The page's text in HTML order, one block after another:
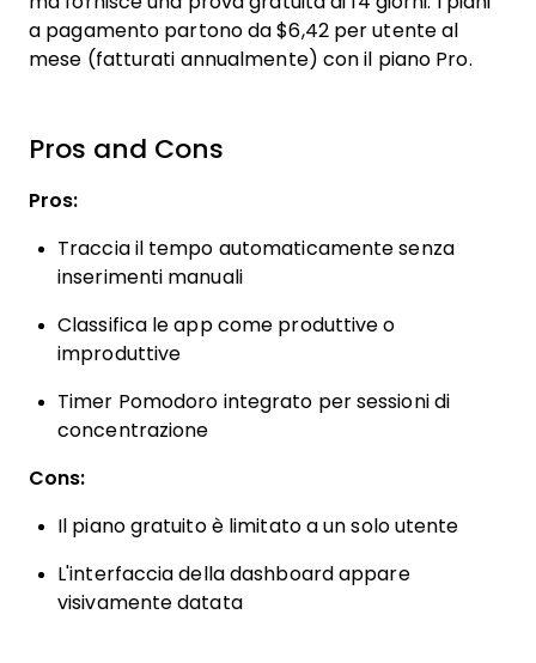
a pagamento partono da $6,42 per utente al
mese (fatturati annualmente) con il piano Pro.
Pros and Cons
Pros:
Traccia il tempo automaticamente senza
inserimenti manuali
Classifica le app come produttive o
improduttive
Timer Pomodoro integrato per sessioni di
concentrazione
Cons:
Il piano gratuito è limitato a un solo utente
L'interfaccia della dashboard appare
visivamente datata